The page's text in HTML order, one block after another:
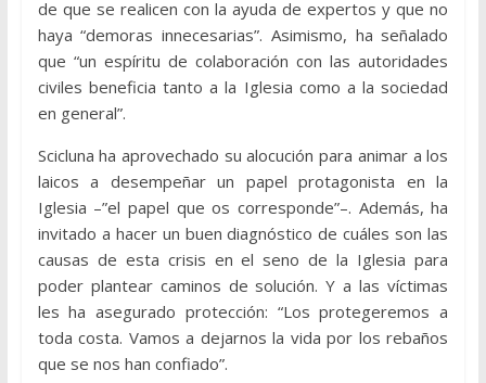
de que se realicen con la ayuda de expertos y que no
haya “demoras innecesarias”. Asimismo, ha señalado
que “un espíritu de colaboración con las autoridades
civiles beneficia tanto a la Iglesia como a la sociedad
en general”.
Scicluna ha aprovechado su alocución para animar a los
laicos a desempeñar un papel protagonista en la
Iglesia –”el papel que os corresponde”–. Además, ha
invitado a hacer un buen diagnóstico de cuáles son las
causas de esta crisis en el seno de la Iglesia para
poder plantear caminos de solución. Y a las víctimas
les ha asegurado protección: “Los protegeremos a
toda costa. Vamos a dejarnos la vida por los rebaños
que se nos han confiado”.